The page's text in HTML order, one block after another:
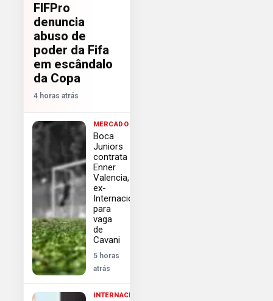
FIFPro
denuncia
abuso de
poder da Fifa
em escândalo
da Copa
4 horas atrás
MERCADO
Boca
Juniors
contrata
Enner
Valencia,
ex-
Internacional,
para
vaga
de
Cavani
5 horas
atrás
INTERNACIONAL